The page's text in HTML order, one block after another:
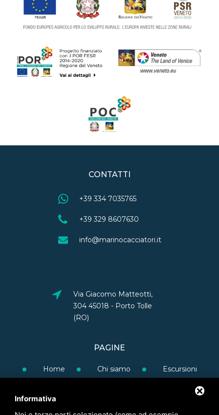
CONTATTI
+39 334 7035765
+39 329 8607630
info@marinocacciatori.it
Via Giacomo Matteotti,
304 45018 - Porto Tolle
(RO)
PAGINE
Home Chi siamo
Escursioni
Informativa